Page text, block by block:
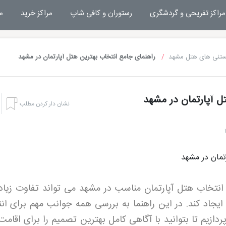
مراکز تفریحی و گردشگری رستوران و کافی شاپ مراکز خرید
های هتل مشهد راهنمای جامع انتخاب بهترین هتل آپارتمان در مشهد
آپارتمان در مشهد نشان دار کردن مطلب
انتخاب هتل آپارتمان مناسب در مشهد می تواند تفاوت
کند. در این راهنما به بررسی همه جوانب مهم برای
تا بتوانید با آگاهی کامل بهترین تصمیم را برای
هتل بشری مشهد